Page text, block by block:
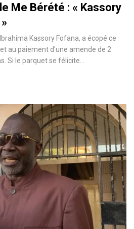
Me Bérété : « Kassory
Kassory Fofana, a écopé ce
au paiement d'une amende de 2
Si le parquet se félicite…